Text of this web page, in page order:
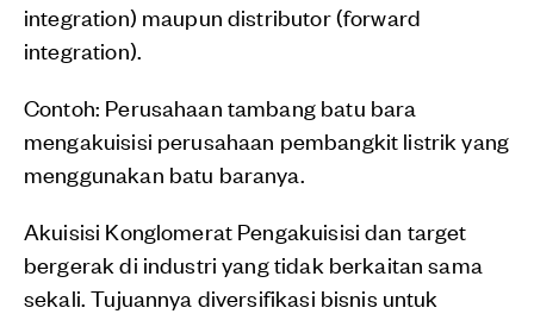
integration) maupun distributor (forward
integration).
Contoh: Perusahaan tambang batu bara
mengakuisisi perusahaan pembangkit listrik yang
menggunakan batu baranya.
Akuisisi Konglomerat Pengakuisisi dan target
bergerak di industri yang tidak berkaitan sama
sekali. Tujuannya diversifikasi bisnis untuk